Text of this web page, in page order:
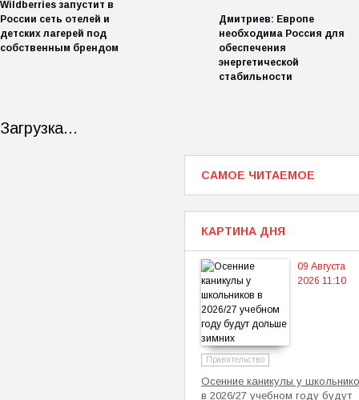
Wildberries запустит в
России сеть отелей и
детских лагерей под
собственным брендом
Дмитриев: Европе
необходима Россия для
обеспечения
энергетической
стабильности
Загрузка...
САМОЕ ЧИТАЕМОЕ
КАРТИНА ДНЯ
09 Августа
2026 11:10
Правительство
Осенние каникулы у
в 2026/27 учебном году будут